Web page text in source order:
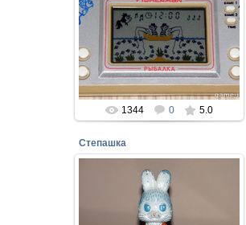
05.10.2017
Игра ЭЛЕКТРОНИКА - "РЫБАК"
производство - ПРОТОН г. Орёл
perepelin
1344 0 5.0
Степашка
08.08.2017
Герой из телепрограммы -
"Спокойной ночи малыши" Москва